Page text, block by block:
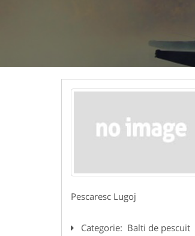
Pescaresc Lugoj
Categorie: Balti de pescuit